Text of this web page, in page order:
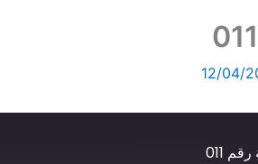
12/04/
011
Mute/
Rewind
Seconds
Fast